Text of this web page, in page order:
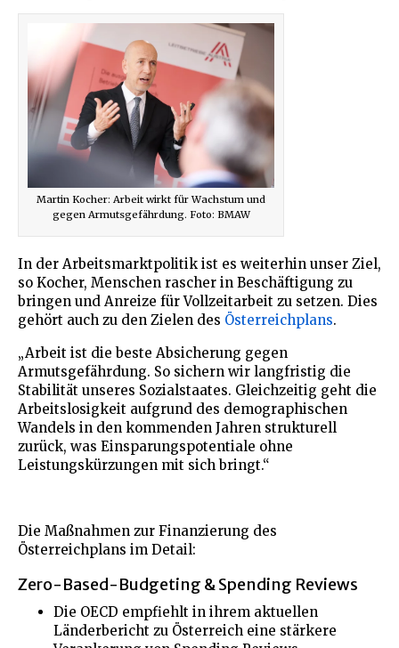
Martin Kocher: Arbeit wirkt für Wachstum und
gegen Armutsgefährdung. Foto: BMAW
In der Arbeitsmarktpolitik ist es weiterhin unser Ziel,
so Kocher, Menschen rascher in Beschäftigung zu
bringen und Anreize für Vollzeitarbeit zu setzen. Dies
gehört auch zu den Zielen des Österreichplans.
„Arbeit ist die beste Absicherung gegen
Armutsgefährdung. So sichern wir langfristig die
Stabilität unseres Sozialstaates. Gleichzeitig geht die
Arbeitslosigkeit aufgrund des demographischen
Wandels in den kommenden Jahren strukturell
zurück, was Einsparungspotentiale ohne
Leistungskürzungen mit sich bringt.“
Die Maßnahmen zur Finanzierung des
Österreichplans im Detail:
Zero-Based-Budgeting & Spending Reviews
Die OECD empfiehlt in ihrem aktuellen
Länderbericht zu Österreich eine stärkere